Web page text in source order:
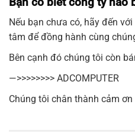
Nếu bạn chưa có, hãy đến với
tâm để đồng hành cùng
Bên cạnh đó chúng tôi còn
—>>>>>>>> ADCOMPUTER
Chúng tôi chân thành cảm